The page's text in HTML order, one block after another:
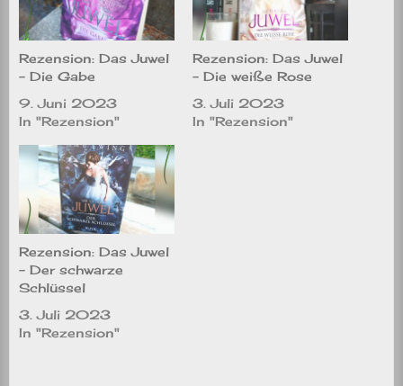
Rezension: Das Juwel
– Die Gabe
9. Juni 2023
In "Rezension"
Rezension: Das Juwel
– Die weiße Rose
3. Juli 2023
In "Rezension"
Rezension: Das Juwel
– Der schwarze
Schlüssel
3. Juli 2023
In "Rezension"